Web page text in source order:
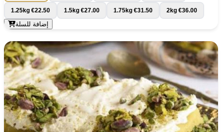
1.25kg €22.50 1.5kg €27.00 1.75kg €31.50 2kg €36.00
إضافة للسلة